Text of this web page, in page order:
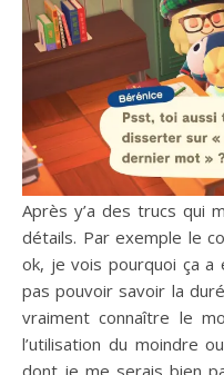
Après y’a des trucs qui
détails. Par exemple le
ok, je vois pourquoi ça
pas pouvoir savoir la
vraiment connaître le
l’utilisation du moindre
dont je me serais bien